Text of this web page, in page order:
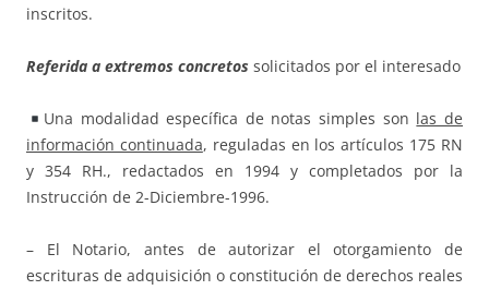
inscritos.
Referida a extremos concretos solicitados por el interesado
Una modalidad específica de notas simples son las de
información continuada, reguladas en los artículos 175 RN
y 354 RH., redactados en 1994 y completados por la
Instrucción de 2-Diciembre-1996.
– El Notario, antes de autorizar el otorgamiento de
escrituras de adquisición o constitución de derechos reales